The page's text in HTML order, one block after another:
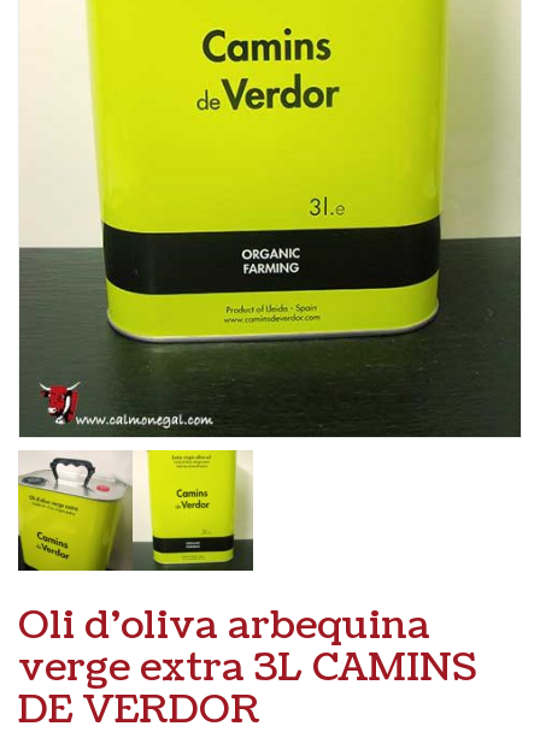
Oli d’oliva arbequina
verge extra 3L CAMINS
DE VERDOR